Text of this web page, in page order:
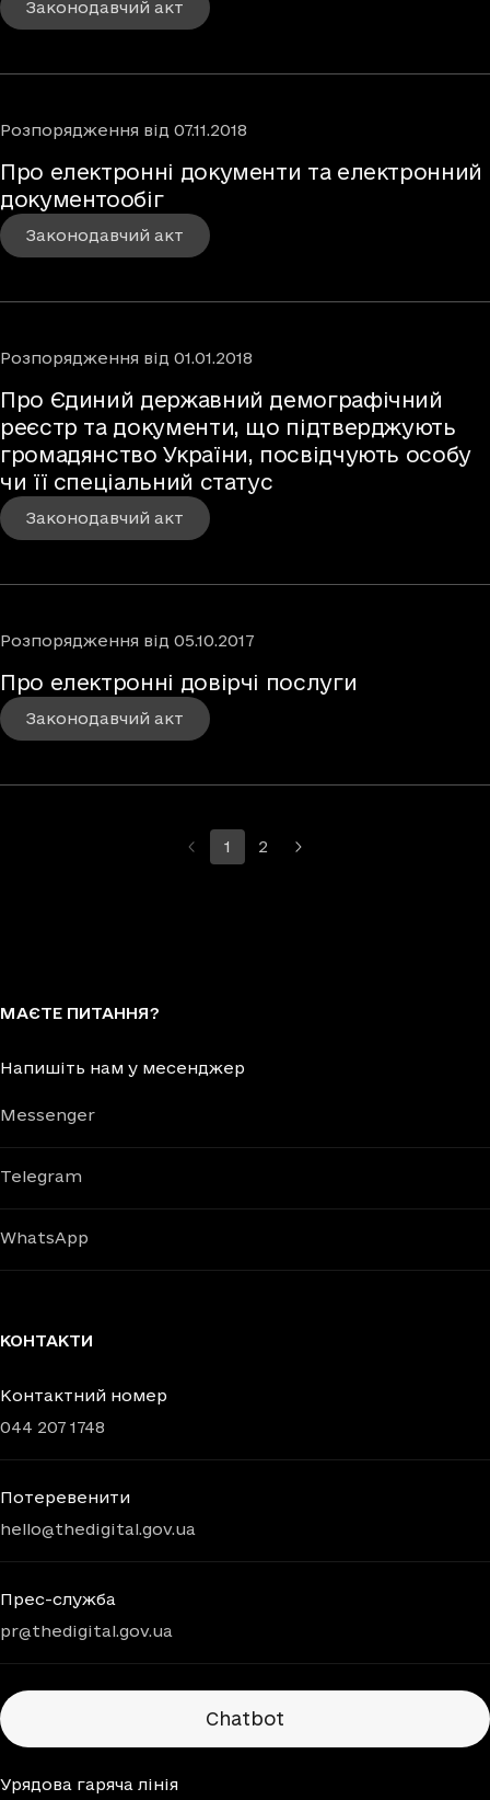
Законодавчий акт
Розпорядження від 07.11.2018
Про електронні документи та електронний
документообіг
Законодавчий акт
Розпорядження від 01.01.2018
Про Єдиний державний демографічний
реєстр та документи, що підтверджують
громадянство України, посвідчують особу
чи її спеціальний статус
Законодавчий акт
Розпорядження від 05.10.2017
Про електронні довірчі послуги
Законодавчий акт
1 2
МАЄТЕ ПИТАННЯ?
Напишіть нам у месенджер
Messenger
Telegram
WhatsApp
КОНТАКТИ
Контактний номер
044 207 1748
Потеревенити
hello@thedigital.gov.ua
Прес-служба
pr@thedigital.gov.ua
Chatbots
Chatbot
Урядова гаряча лінія